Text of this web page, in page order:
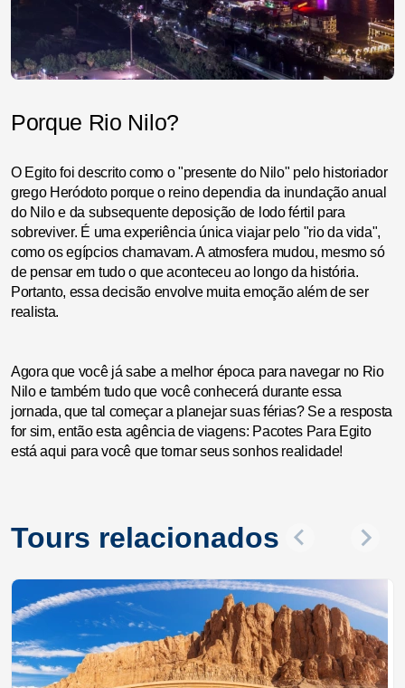
Porque Rio Nilo?
O Egito foi descrito como o "presente do Nilo" pelo historiador
grego Heródoto porque o reino dependia da inundação anual
do Nilo e da subsequente deposição de lodo fértil para
sobreviver. É uma experiência única viajar pelo "rio da vida",
como os egípcios chamavam. A atmosfera mudou, mesmo só
de pensar em tudo o que aconteceu ao longo da história.
Portanto, essa decisão envolve muita emoção além de ser
realista.
Agora que você já sabe a melhor época para navegar no Rio
Nilo e também tudo que você conhecerá durante essa
jornada, que tal começar a planejar suas férias? Se a resposta
for sim, então esta agência de viagens: Pacotes Para Egito
está aqui para você que tornar seus sonhos realidade!
Tours relacionados